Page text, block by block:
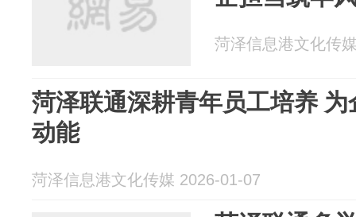
菏泽信息港文化传
菏泽联通深耕青年员工培养
动能
菏泽信息港文化传媒 2026-01-07